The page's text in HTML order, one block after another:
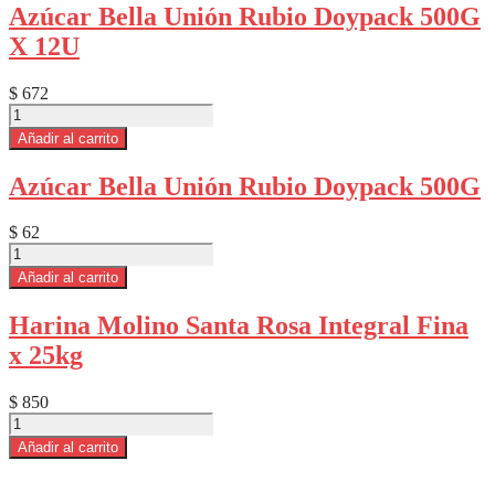
Stick
Caja
X
cantidad
Azúcar Bella Unión Rubio Doypack 500G
X 12U
$ 672
Azúcar
Bella
Unión
Doypack
X
12U
cantidad
Añadir al carrito
Azúcar Bella Unión Rubio Doypack 500G
$ 62
Azúcar
Bella
Unión
Doypack
500G
cantidad
Añadir al carrito
Harina Molino Santa Rosa Integral Fina
x 25kg
$ 850
Harina
Molino
Santa
Añadir al carrito